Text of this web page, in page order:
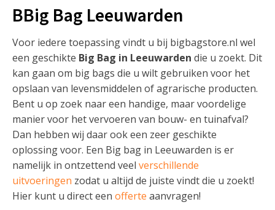
BBig Bag Leeuwarden
Voor iedere toepassing vindt u bij bigbagstore.nl wel
een geschikte Big Bag in Leeuwarden die u zoekt. Dit
kan gaan om big bags die u wilt gebruiken voor het
opslaan van levensmiddelen of agrarische producten.
Bent u op zoek naar een handige, maar voordelige
manier voor het vervoeren van bouw- en tuinafval?
Dan hebben wij daar ook een zeer geschikte
oplossing voor. Een Big bag in Leeuwarden is er
namelijk in ontzettend veel verschillende
uitvoeringen zodat u altijd de juiste vindt die u zoekt!
Hier kunt u direct een offerte aanvragen!